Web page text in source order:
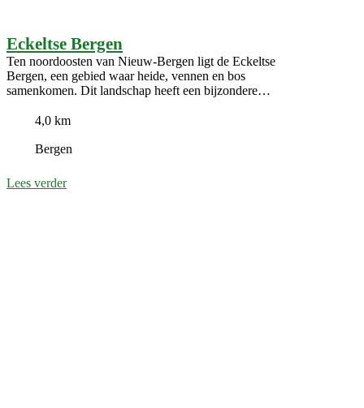
Eckeltse Bergen
Ten noordoosten van Nieuw-Bergen ligt de Eckeltse
Bergen, een gebied waar heide, vennen en bos
samenkomen. Dit landschap heeft een bijzondere
4,0 km
Bergen
Lees verder